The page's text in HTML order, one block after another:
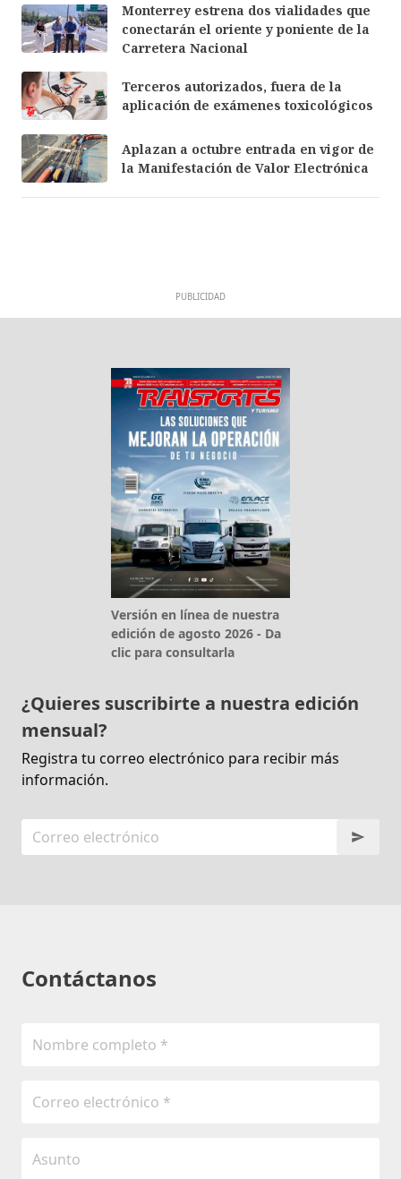
Monterrey estrena dos vialidades que
conectarán el oriente y poniente de la
Carretera Nacional
Terceros autorizados, fuera de la
aplicación de exámenes toxicológicos
Aplazan a octubre entrada en vigor de
la Manifestación de Valor Electrónica
PUBLICIDAD
Versión en línea de nuestra
edición de agosto 2026 - Da
clic para consultarla
¿Quieres suscribirte a nuestra edición
mensual?
Registra tu correo electrónico para recibir más
información.
Contáctanos